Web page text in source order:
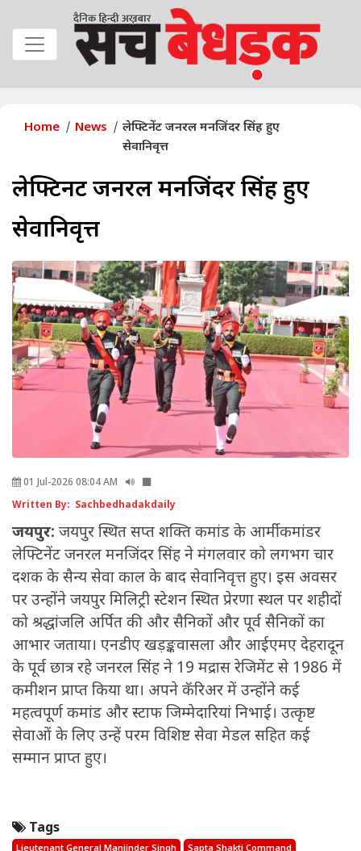
Home News
लेफ्टिनेंट जनरल मनजिंदर सिंह हुए
सेवानिवृत्त
लेफ्टिनेंट जनरल मनजिंदर सिंह हुए
सेवानिवृत्त
01 Jul-2026 08:04 AM
Written By: Sachbedhadakdaily
जयपुर: जयपुर स्थित सप्त शक्ति कमांड के आर्मी कमांडर
लेफ्टिनेंट जनरल मनजिंदर सिंह ने मंगलवार को लगभग चार
दशक के सैन्य सेवा काल के बाद सेवानिवृत्त हुए। इस अवसर
पर उन्होंने जयपुर मिलिट्री स्टेशन स्थित प्रेरणा स्थल पर शहीदों
को श्रद्धांजलि अर्पित की और सैनिकों और पूर्व सैनिकों का
आभार जताया। एनडीए खड़ङ्कवासला और आईएमए देहरादून
के पूर्व छात्र रहे जनरल सिंह ने 19 मद्रास रेजिमेंट से 1986 में
कमीशन प्राप्त किया था। अपने कॅरिअर में उन्होंने कई
महत्वपूर्ण कमांड और स्टाफ जिम्मेदारियां निभाई। उत्कृष्ट
सेवाओं के लिए उन्हें परम विशिष्ट सेवा मेडल सहित कई
सम्मान प्राप्त हुए।
Tags
Lieutenant General Manjinder Singh
Sapta Shakti Command